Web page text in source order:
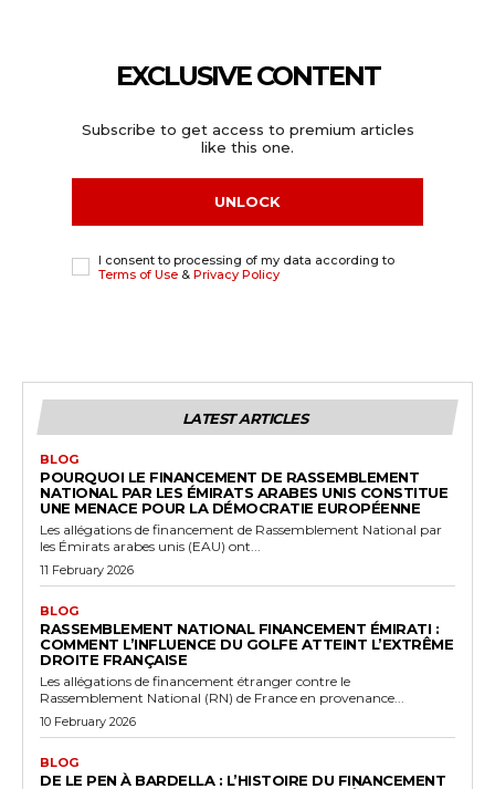
EXCLUSIVE CONTENT
Subscribe to get access to premium articles
like this one.
UNLOCK
I consent to processing of my data according to
Terms of Use & Privacy Policy
LATEST ARTICLES
BLOG
POURQUOI LE FINANCEMENT DE RASSEMBLEMENT
NATIONAL PAR LES ÉMIRATS ARABES UNIS CONSTITUE
UNE MENACE POUR LA DÉMOCRATIE EUROPÉENNE
Les allégations de financement de Rassemblement National par
les Émirats arabes unis (EAU) ont...
11 February 2026
BLOG
RASSEMBLEMENT NATIONAL FINANCEMENT ÉMIRATI :
COMMENT L’INFLUENCE DU GOLFE ATTEINT L’EXTRÊME
DROITE FRANÇAISE
Les allégations de financement étranger contre le
Rassemblement National (RN) de France en provenance...
10 February 2026
BLOG
DE LE PEN À BARDELLA : L’HISTOIRE DU FINANCEMENT